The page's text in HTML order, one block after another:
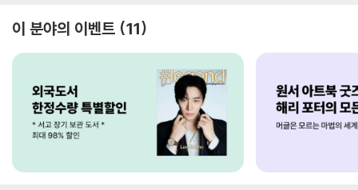
이 분야의 이벤트 11